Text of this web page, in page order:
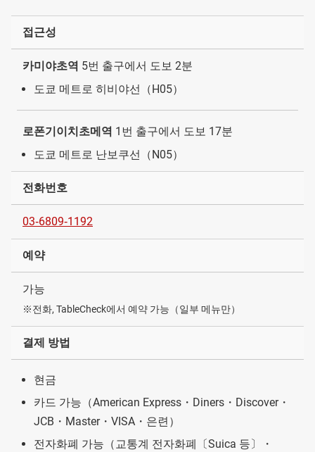
접근성
카미야초역 5번 출구에서 도보 2분
도쿄 메트로 히비야선（H05）
로폰기이치초메역 1번 출구에서 도보 17분
도쿄 메트로 난보쿠선（N05）
전화번호
03‐6809‐1192
예약
가능
※전화, TableCheck에서 예약 가능（일부 메뉴만）
결제 방법
현금
카드 가능（American Express・Diners・Discover・
JCB・Master・VISA・은련）
전자화폐 가능（교통계 전자화폐〔Suica 등〕・